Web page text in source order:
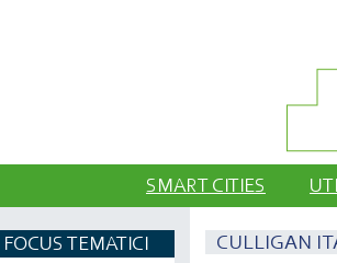
SMART CITIES
CULLIGAN
FOCUS TEMATICI